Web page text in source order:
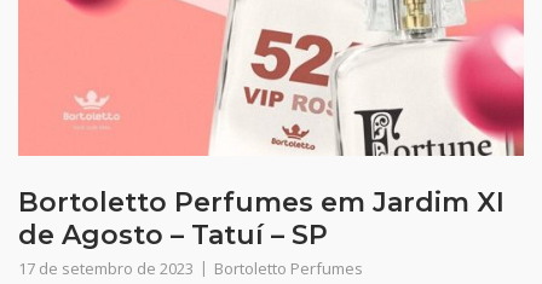
Bortoletto Perfumes em Jardim XI
de Agosto – Tatuí – SP
17 de setembro de 2023 Bortoletto Perfumes